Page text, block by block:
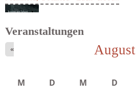
Meinhold, Gottfried - Lachverbot...
Veranstaltungen
August
«
M D M D